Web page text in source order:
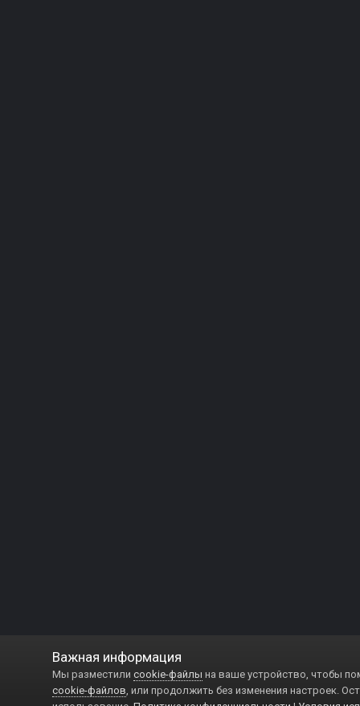
Важная информация
Мы разместили cookie-файлы на ваше устройство, чтобы
cookie-файлов, или продолжить без изменения настроек.